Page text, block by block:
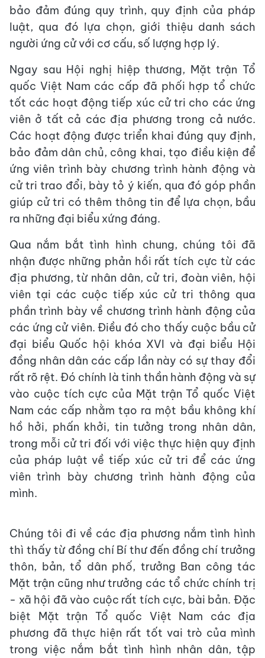
bảo đảm đúng quy trình, quy định của pháp
luật, qua đó lựa chọn, giới thiệu danh sách
người ứng cử với cơ cấu, số lượng hợp lý.
Ngay sau Hội nghị hiệp thương, Mặt trận Tổ
quốc Việt Nam các cấp đã phối hợp tổ chức
tốt các hoạt động tiếp xúc cử tri cho các ứng
viên ở tất cả các địa phương trong cả nước.
Các hoạt động được triển khai đúng quy định,
bảo đảm dân chủ, công khai, tạo điều kiện để
ứng viên trình bày chương trình hành động và
cử tri trao đổi, bày tỏ ý kiến, qua đó góp phần
giúp cử tri có thêm thông tin để lựa chọn, bầu
ra những đại biểu xứng đáng.
Qua nắm bắt tình hình chung, chúng tôi đã
nhận được những phản hồi rất tích cực từ các
địa phương, từ nhân dân, cử tri, đoàn viên, hội
viên tại các cuộc tiếp xúc cử tri thông qua
phần trình bày về chương trình hành động của
các ứng cử viên. Điều đó cho thấy cuộc bầu cử
đại biểu Quốc hội khóa XVI và đại biểu Hội
đồng nhân dân các cấp lần này có sự thay đổi
rất rõ rệt. Đó chính là tinh thần hành động và sự
vào cuộc tích cực của Mặt trận Tổ quốc Việt
Nam các cấp nhằm tạo ra một bầu không khí
hồ hởi, phấn khởi, tin tưởng trong nhân dân,
trong mỗi cử tri đối với việc thực hiện quy định
của pháp luật về tiếp xúc cử tri để các ứng
viên trình bày chương trình hành động của
mình.
Chúng tôi đi về các địa phương nắm tình hình
thì thấy từ đồng chí Bí thư đến đồng chí trưởng
thôn, bản, tổ dân phố, trưởng Ban công tác
Mặt trận cũng như trưởng các tổ chức chính trị
- xã hội đã vào cuộc rất tích cực, bài bản. Đặc
biệt Mặt trận Tổ quốc Việt Nam các địa
phương đã thực hiện rất tốt vai trò của mình
trong việc nắm bắt tình hình nhân dân, tập